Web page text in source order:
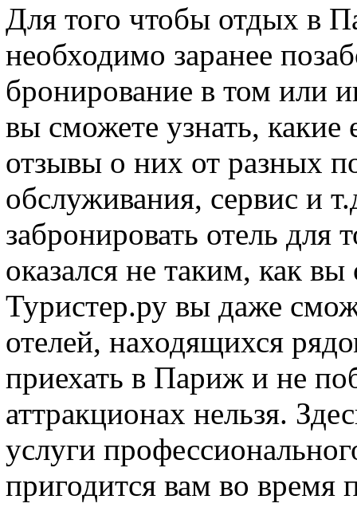
Для того чтобы отдых в
необходимо заранее
бронирование в том или
вы сможете узнать,
отзывы о них от разных
обслуживания, сервис и
забронировать отель для
оказался не таким, как
Туристер.ру вы даже
отелей, находящихся
приехать в Париж и не
аттракционах нельзя.
услуги
пригодится вам во время